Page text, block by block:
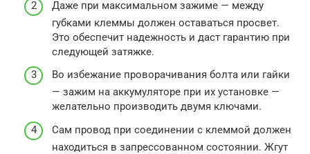
Даже при максимальном зажиме — между
губками клеммы должен оставаться просвет.
Это обеспечит надежность и даст гарантию при
следующей затяжке.
Во избежание проворачивания болта или гайки
— зажим на аккумуляторе при их установке —
желательно производить двумя ключами.
Сам провод при соединении с клеммой должен
находиться в запрессованном состоянии. Жгут